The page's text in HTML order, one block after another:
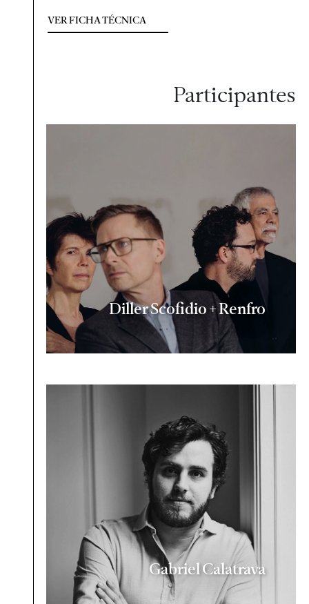
VER FICHA TÉCNICA
Participantes
Diller Scofidio + Renfro
Gabriel Calatrava